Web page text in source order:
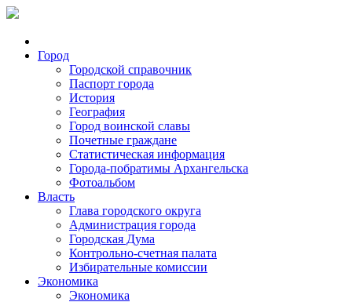
Город
Городской справочник
Паспорт города
История
География
Город воинской славы
Почетные граждане
Статистическая информация
Города-побратимы Архангельска
Фотоальбом
Власть
Глава городского округа
Администрация города
Городская Дума
Контрольно-счетная палата
Избирательные комиссии
Экономика
Экономика